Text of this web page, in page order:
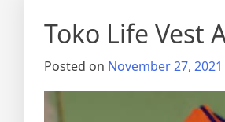
Toko Life Vest
Posted on November 27, 2021